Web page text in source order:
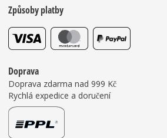
Způsoby platby
Doprava
Doprava zdarma nad 999 Kč
Rychlá expedice a doručení